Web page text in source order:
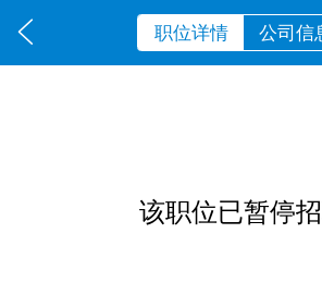
职位详情 公司信
该职位已暂停